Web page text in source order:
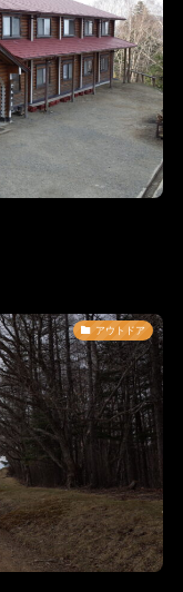
アウトドア